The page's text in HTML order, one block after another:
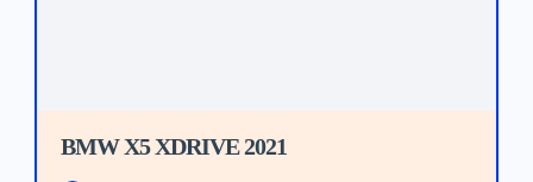
BMW X5 XDRIVE 2021